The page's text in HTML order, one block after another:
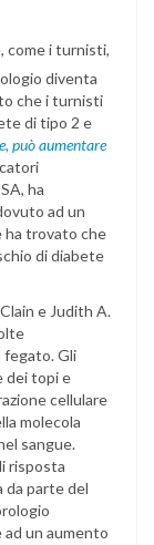
come i turnisti,
diventa
che i turnisti
di tipo 2 e
può aumentare
ha
ad un
ha trovato che
di diabete
e Judith A.
fegato. Gli
dei topi e
cellulare
molecola
sangue.
risposta
da parte del
un aumento